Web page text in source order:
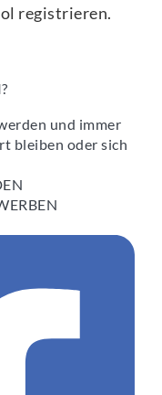
registrieren.
und immer
bleiben oder sich